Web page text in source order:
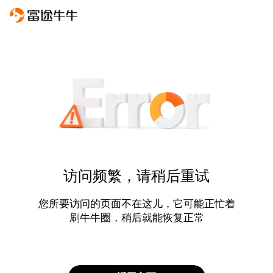
访问频繁，请稍后重试
您所要访问的页面不在这儿，它可能正忙着
刷牛牛圈，稍后就能恢复正常